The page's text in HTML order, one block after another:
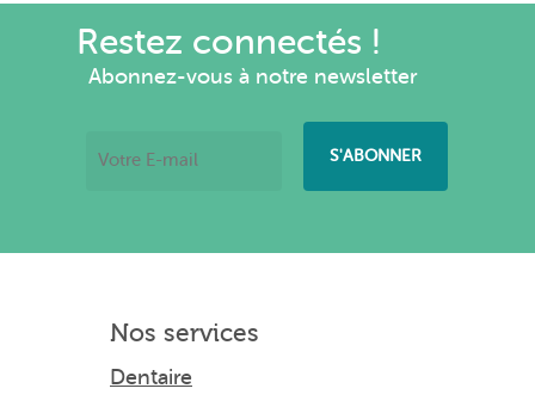
Restez connectés !
Abonnez-vous à notre newsletter
Nos services
Dentaire